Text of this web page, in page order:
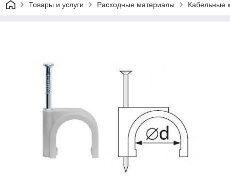
Товары и услуги Расходные материалы Кабельные